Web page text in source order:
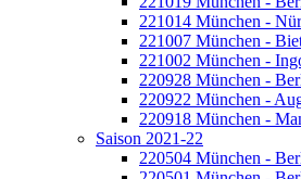
221014 München -
221007 München -
221002 München -
220928 München -
220922 München -
220918 München -
Saison 2021-22
220504 München -